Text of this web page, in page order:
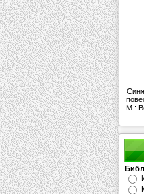
М.: